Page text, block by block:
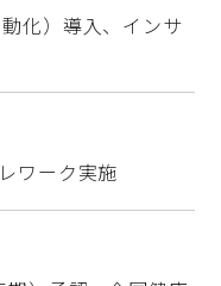
化）導入、インサ
ワーク実施